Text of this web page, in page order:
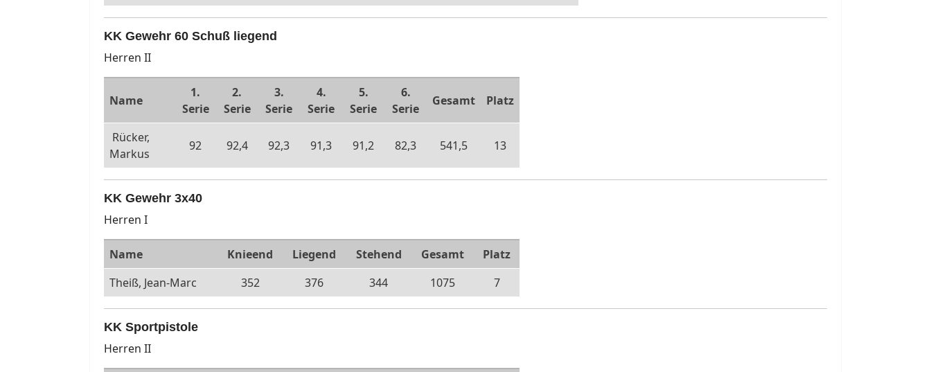
KK Gewehr 60 Schuß liegend
Herren II
Name
1.
Serie
2.
Serie
3.
Serie
4.
Serie
5.
Serie
6.
Serie
Gesamt Platz
Rücker,
Markus
92 92,4 92,3 91,3 91,2 82,3 541,5 13
KK Gewehr 3x40
Herren I
Name Knieend Liegend Stehend Gesamt
Platz
Theiß, Jean-Marc
352 376 344 1075 7
KK Sportpistole
Herren II